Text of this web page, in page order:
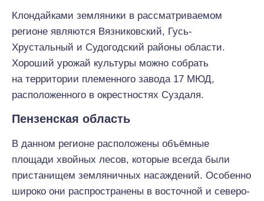
Клондайками земляники в рассматриваемом
регионе являются Вязниковский, Гусь-
Хрустальный и Судогодский районы области.
Хороший урожай культуры можно собрать
на территории племенного завода 17 МЮД,
расположенного в окрестностях Суздаля.
Пензенская область
В данном регионе расположены объёмные
площади хвойных лесов, которые всегда были
пристанищем земляничных насаждений. Особенно
широко они распространены в восточной и северо-